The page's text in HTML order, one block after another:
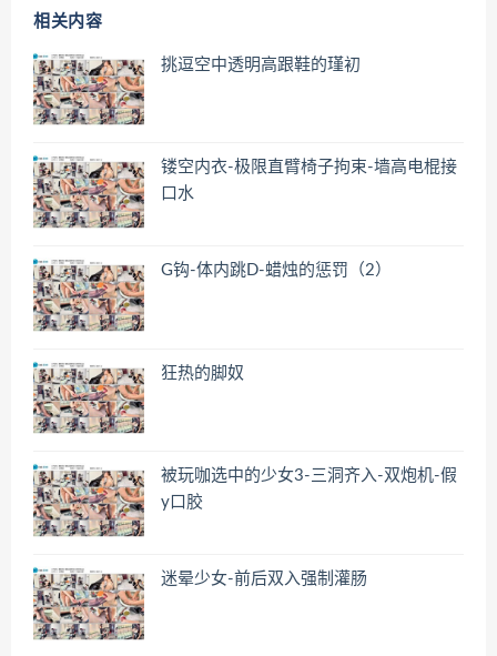
相关内容
挑逗空中透明高跟鞋的瑾初
镂空内衣-极限直臂椅子拘束-墙高电棍接
口水
G钩-体内跳D-蜡烛的惩罚（2）
狂热的脚奴
被玩咖选中的少女3-三洞齐入-双炮机-假
y口胶
迷晕少女-前后双入强制灌肠